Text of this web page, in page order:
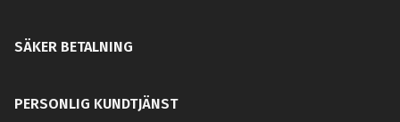
SÄKER BETALNING
PERSONLIG KUNDTJÄNST